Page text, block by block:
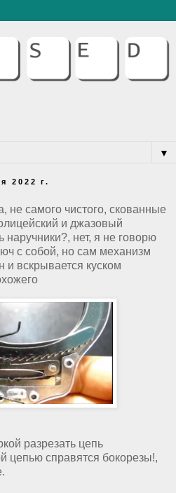
▼
2022 г.
не самого чистого, скованные
и джазовый
наручники?, нет, я не говорю
с собой, но сам механизм
и вскрывается куском
разрезать цепь
цепью справятся бокорезы!,